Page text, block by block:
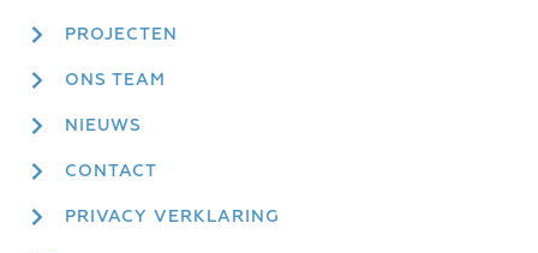
PROJECTEN
ONS TEAM
NIEUWS
CONTACT
PRIVACY VERKLARING